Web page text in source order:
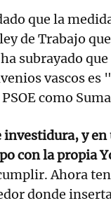
que la
de Trabajo
subrayado
vascos es
como
investidura, y en
con la propia
Ahora
donde